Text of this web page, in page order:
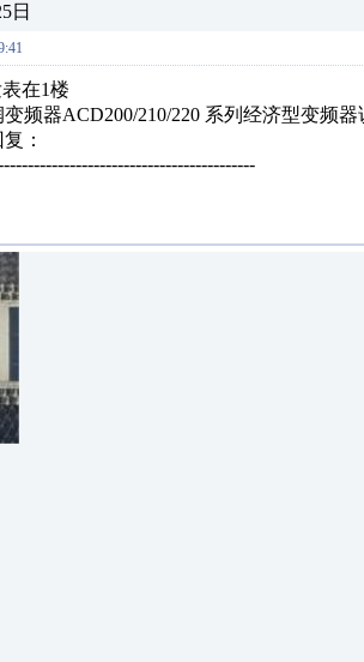
日
在1楼
器ACD200/210/220 系列经济型变频器
：